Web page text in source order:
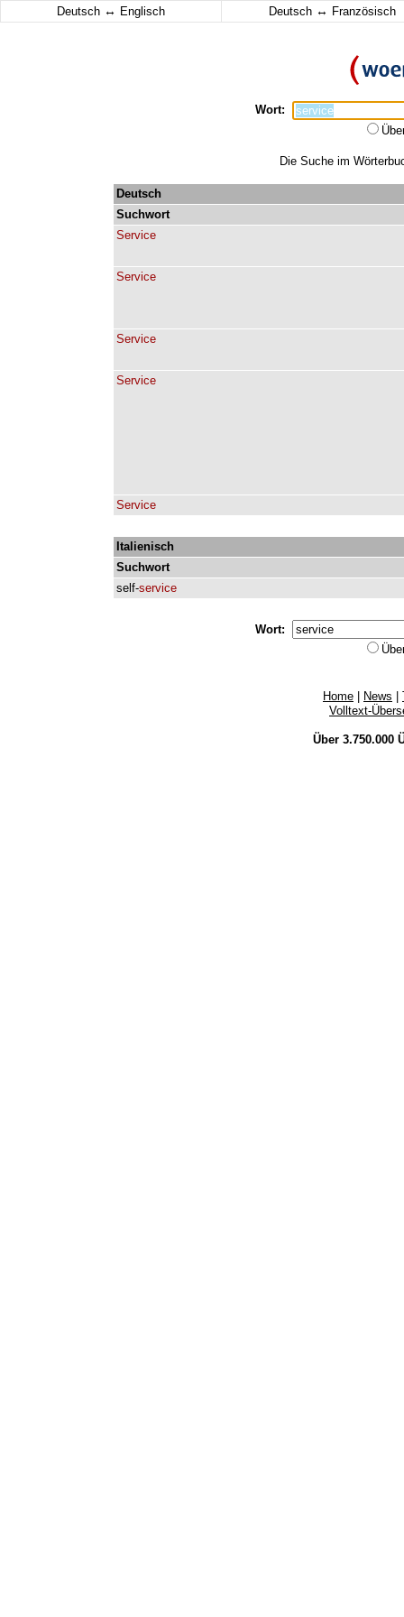
Deutsch ↔ Englisch Deutsch ↔ Französisch
Wort:
Die Suche im
Deutsch
Suchwort
Service
Service
Service
Service
Service
Italienisch
Suchwort
self-service
Wort:
Home News
Volltext-
Über 3.750.000